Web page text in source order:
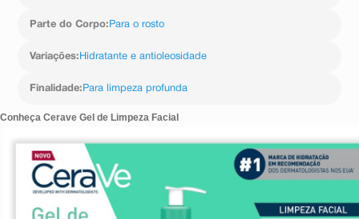
Parte do Corpo: Para o rosto
Variações: Hidratante e antioleosidade
Finalidade: Para limpeza profunda